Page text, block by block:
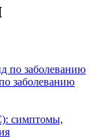
заболеванию